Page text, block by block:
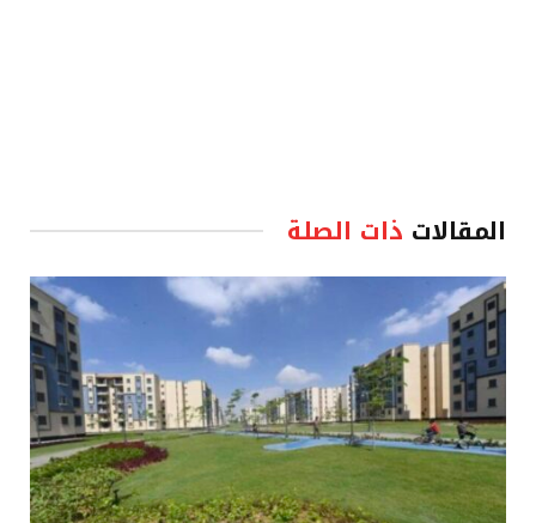
المقالات ذات الصلة